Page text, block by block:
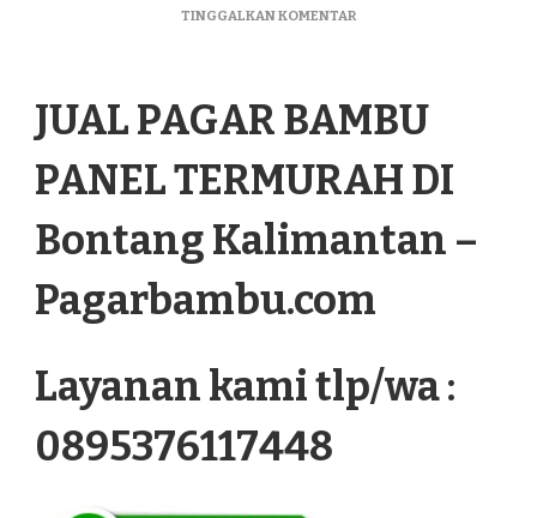
TINGGALKAN KOMENTARPADA
PANEL
TERMURAH
BONTANG
KALIMANTAN
JUAL PAGAR BAMBU
PANEL TERMURAH DI
Bontang Kalimantan –
Pagarbambu.com
Layanan kami tlp/wa :
0895376117448